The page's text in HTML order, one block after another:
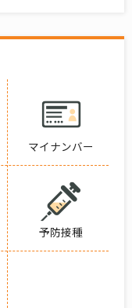
マイナンバー
予防接種